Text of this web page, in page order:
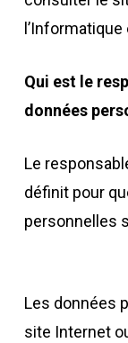
Qui est le
données
Le
définit pour
personnelles
Les données
site Internet